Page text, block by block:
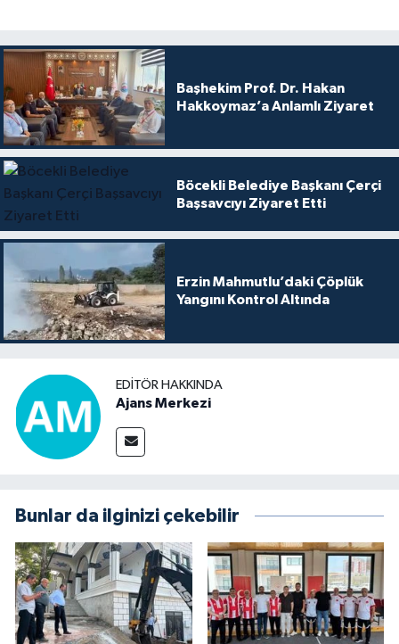
Başhekim Prof. Dr. Hakan
Hakkoymaz’a Anlamlı Ziyaret
Böcekli Belediye Başkanı Çerçi
Başsavcıyı Ziyaret Etti
Erzin Mahmutlu’daki Çöplük
Yangını Kontrol Altında
EDITÖR HAKKINDA
Ajans Merkezi
Bunlar da ilginizi çekebilir